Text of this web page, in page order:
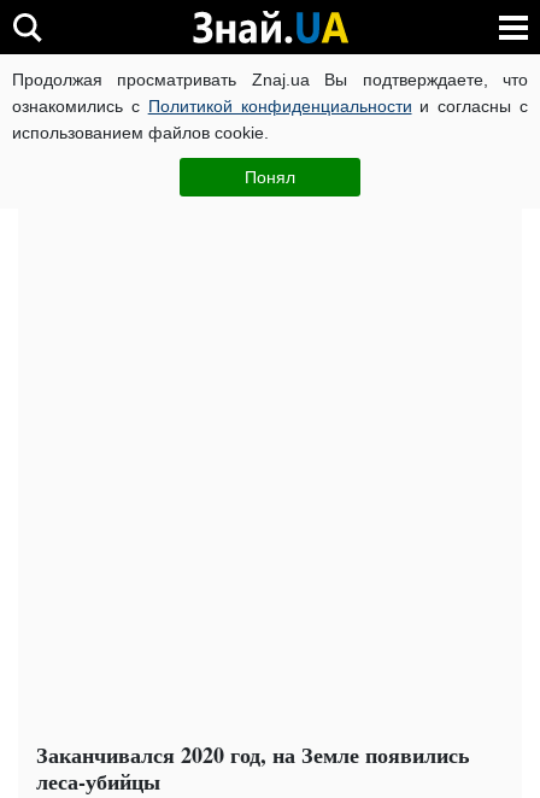
Продолжая просматривать Znaj.ua Вы подтверждаете, что
ознакомились с Политикой конфиденциальности и согласны с
использованием файлов cookie.
Понял
ВОЙНА РОССИИ ПРОТИВ УКРАИНЫ КОРОНАВИРУС В
ЧИТАТИ УКРАЇНСЬКОЮ
Заканчивался 2020 год, на Земле появились
леса-убийцы